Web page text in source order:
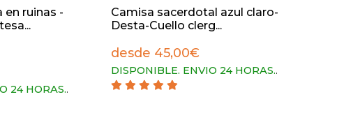
en ruinas -
24 HORAS..
Camisa sacerdotal azul claro-
Desta-Cuello clerg...
desde 45,00€
DISPONIBLE. ENVIO 24 HORAS..